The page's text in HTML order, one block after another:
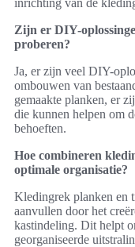
Zijn er DIY-
proberen?
Ja, er zijn veel DIY-
ombouwen van
gemaakte planken, er
die kunnen helpen om
behoeften.
Hoe combineren
optimale organisatie?
Kledingrek planken en
aanvullen door het
kastindeling. Dit helpt
georganiseerde